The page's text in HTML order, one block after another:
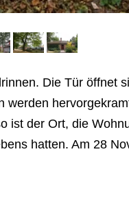
Die Tür öffnet
werden
ist der Ort, die
hatten. Am 28